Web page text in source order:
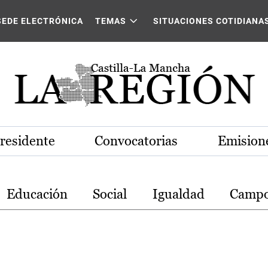
La Mancha
ELECTRÓNICA TEMAS SITUACIONES
Convocatorias
Educación Social Igualdad